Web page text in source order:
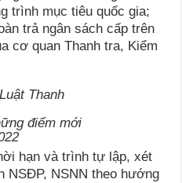
trình mục tiêu quốc gia;
trả ngân sách cấp trên
cơ quan Thanh tra, Kiểm
điểm mới
hạn và trình tự lập, xét
NSĐP, NSNN theo hướng